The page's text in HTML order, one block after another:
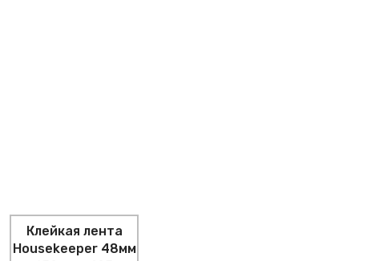
Клейкая лента
Housekeeper 48мм